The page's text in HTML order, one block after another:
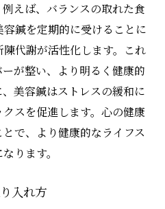
えば、バランスの取れた食
鍼を定期的に受けることに
代謝が活性化します。これ
が整い、より明るく健康的
美容鍼はストレスの緩和に
スを促進します。心の健康
で、より健康的なライフス
ります。
入れ方